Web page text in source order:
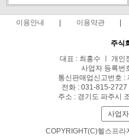
이용안내 이용약관
주식
대표 : 최홍수 ㅣ 개인
사업자 등록번
통신판매업신고번호
전화 : 031-815-
주소 : 경기도 파주시
사업
COPYRIGHT(C)헬스프라